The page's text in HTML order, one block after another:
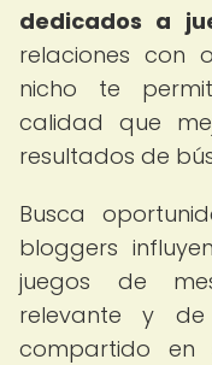
dedicados a
relaciones con
nicho te
calidad que
resultados de
Busca
bloggers
juegos de
relevante y
compartido en